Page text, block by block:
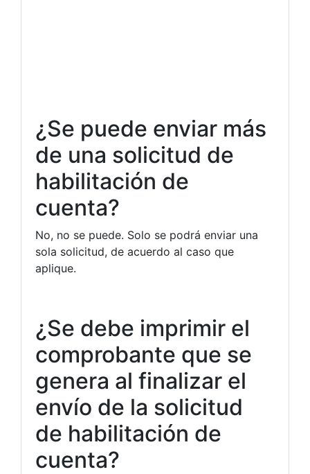
¿Se puede enviar más
de una solicitud de
habilitación de
cuenta?
No, no se puede. Solo se podrá enviar una
sola solicitud, de acuerdo al caso que
aplique.
¿Se debe imprimir el
comprobante que se
genera al finalizar el
envío de la solicitud
de habilitación de
cuenta?